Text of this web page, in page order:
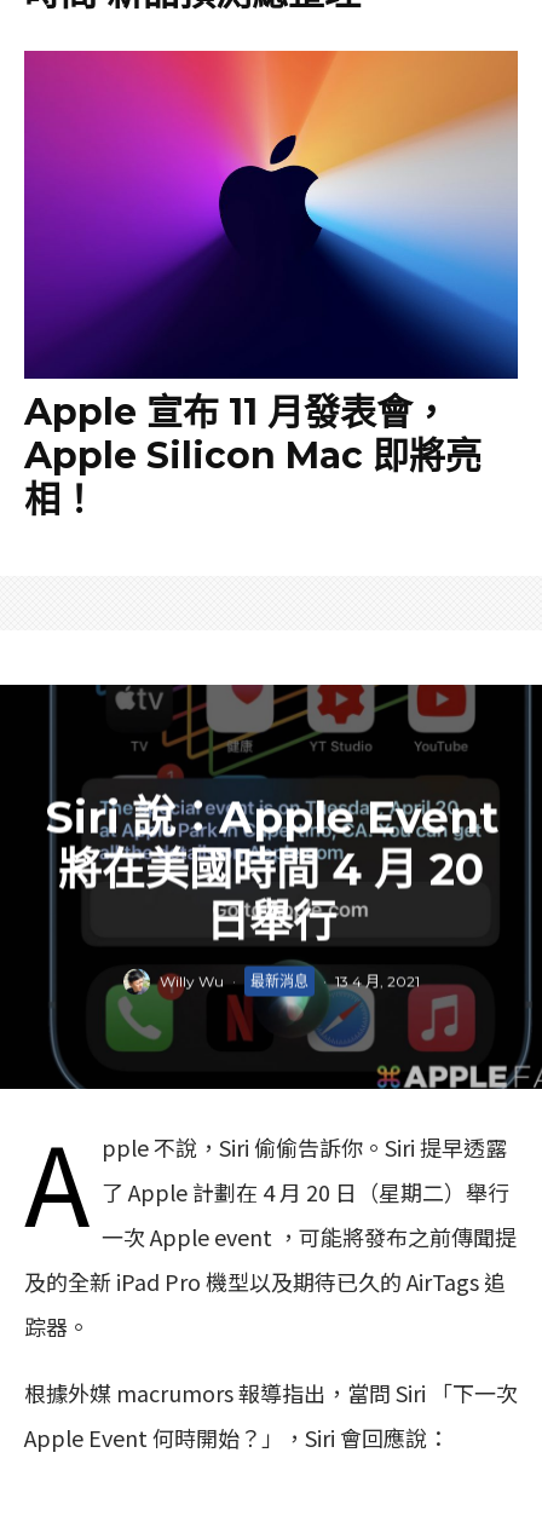
Apple 宣布 11 月發表會，
Apple Silicon Mac 即將亮
相！
Siri 說：Apple Event
將在美國時間 4 月 20
日舉行
Willy Wu · 最新消息 · 13 4 月, 2021
A pple 不說，Siri 偷偷告訴你。Siri 提早透露
了 Apple 計劃在 4 月 20 日（星期二）舉行
一次 Apple event ，可能將發布之前傳聞提
及的全新 iPad Pro 機型以及期待已久的 AirTags 追
踪器。
根據外媒 macrumors 報導指出，當問 Siri 「下一次
Apple Event 何時開始？」，‌Siri 會‌回應說：